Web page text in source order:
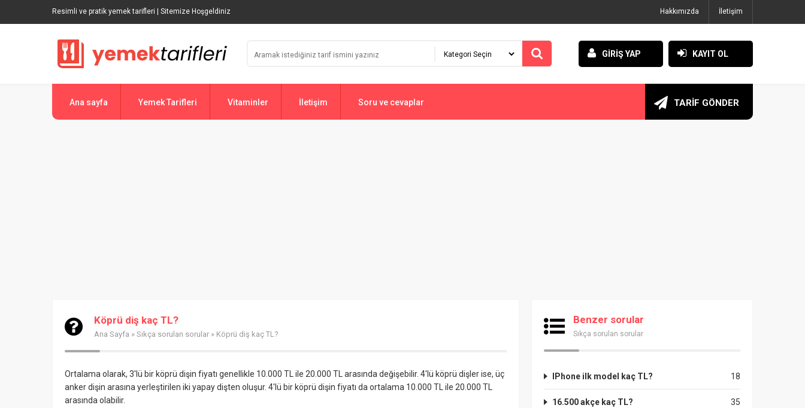
Resimli ve pratik yemek tarifleri | Sitemize Hoşgeldiniz Hakkımızda İletişim
GİRİŞ YAP KAYIT OL
Ana sayfa Yemek Tarifleri Vitaminler İletişim Soru ve cevaplar TARİF GÖNDER
Köprü diş kaç TL?
Ana Sayfa » Sıkça sorulan sorular » Köprü diş kaç TL?
Ortalama olarak, 3'lü bir köprü dişin fiyatı genellikle 10.000 TL ile 20.000 TL arasında değişebilir. 4'lü köprü dişler ise, üç
anker dişin arasına yerleştirilen iki yapay dişten oluşur. 4'lü bir köprü dişin fiyatı da ortalama 10.000 TL ile 20.000 TL
arasında olabilir.
Benzer sorular
Sıkça sorulan sorular
18
IPhone ilk model kaç TL?
35
16.500 akçe kaç TL?